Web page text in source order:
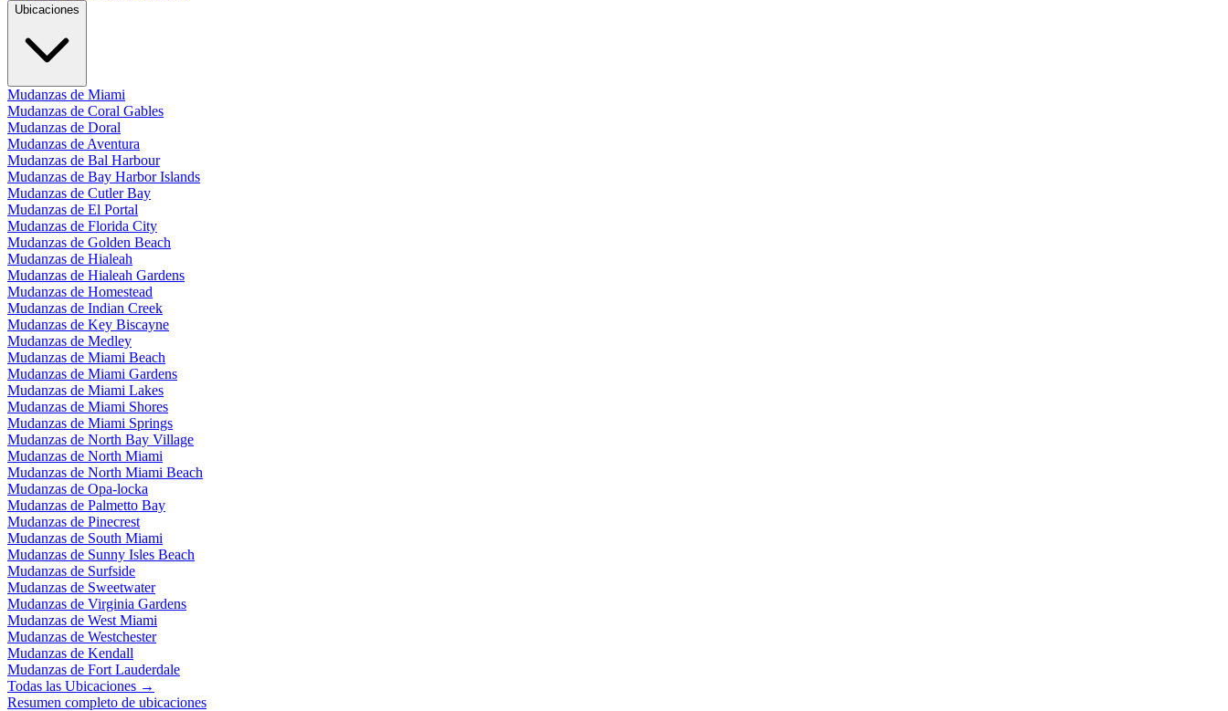
Ubicaciones
Mudanzas de Miami
Mudanzas de Coral Gables
Mudanzas de Doral
Mudanzas de Aventura
Mudanzas de Bal Harbour
Mudanzas de Bay Harbor Islands
Mudanzas de Cutler Bay
Mudanzas de El Portal
Mudanzas de Florida City
Mudanzas de Golden Beach
Mudanzas de Hialeah
Mudanzas de Hialeah Gardens
Mudanzas de Homestead
Mudanzas de Indian Creek
Mudanzas de Key Biscayne
Mudanzas de Medley
Mudanzas de Miami Beach
Mudanzas de Miami Gardens
Mudanzas de Miami Lakes
Mudanzas de Miami Shores
Mudanzas de Miami Springs
Mudanzas de North Bay Village
Mudanzas de North Miami
Mudanzas de North Miami Beach
Mudanzas de Opa-locka
Mudanzas de Palmetto Bay
Mudanzas de Pinecrest
Mudanzas de South Miami
Mudanzas de Sunny Isles Beach
Mudanzas de Surfside
Mudanzas de Sweetwater
Mudanzas de Virginia Gardens
Mudanzas de West Miami
Mudanzas de Westchester
Mudanzas de Kendall
Mudanzas de Fort Lauderdale
Todas las Ubicaciones →
Resumen completo de ubicaciones